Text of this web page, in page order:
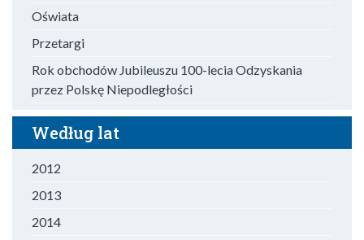
Oświata
Przetargi
Rok obchodów Jubileuszu 100-lecia Odzyskania
przez Polskę Niepodległości
Według lat
2012
2013
2014